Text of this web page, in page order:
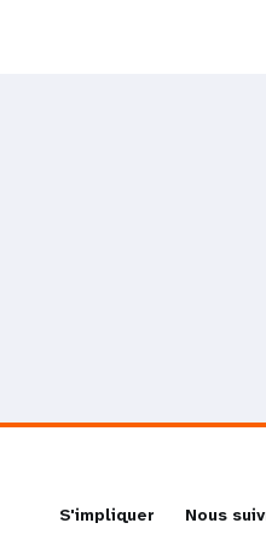
S'impliquer Nous